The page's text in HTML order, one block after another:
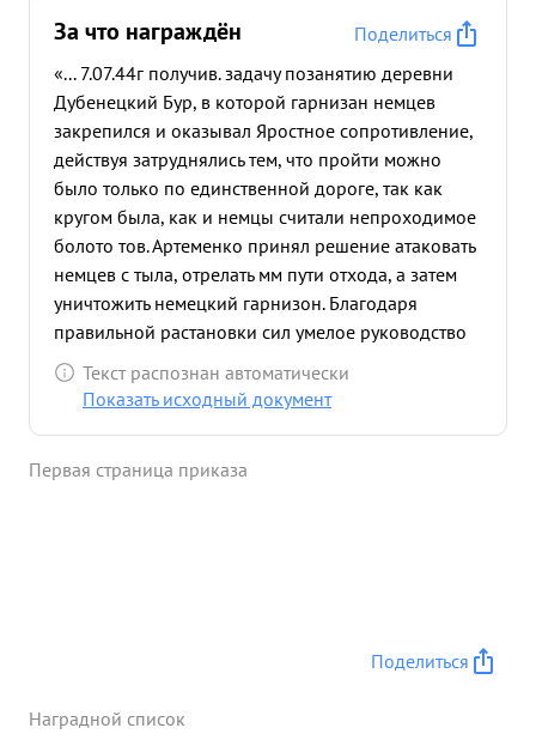
За что награждён
Поделиться
«... 7.07.44г получив. задачу позанятию деревни
Дубенецкий Бур, в которой гарнизан немцев
закрепился и оказывал Яростное сопротивление,
действуя затруднялись тем, что пройти можно
было только по единственной дороге, так как
кругом была, как и немцы считали непроходимое
болото тов. Артеменко принял решение атаковать
немцев с тыла, отрелать мм пути отхода, а затем
уничтожить немецкий гарнизон. Благодаря
правильной растановки сил умелое руководство
боеву не смотря на большие трудности обхода
противника задача была выполнена с успехом
немецких солдат и офицеров взято вплен 32
Текст распознан автоматически
Показать исходный документ
Первая страница приказа
Поделиться
Наградной список